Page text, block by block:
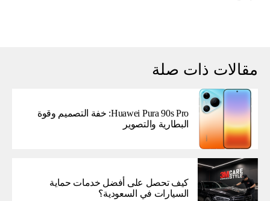
مقالات ذات صلة
Huawei Pura 90s Pro: خفة التصميم وقوة
البطارية والتصوير
كيف تحصل على أفضل خدمات حماية
السيارات في السعودية؟